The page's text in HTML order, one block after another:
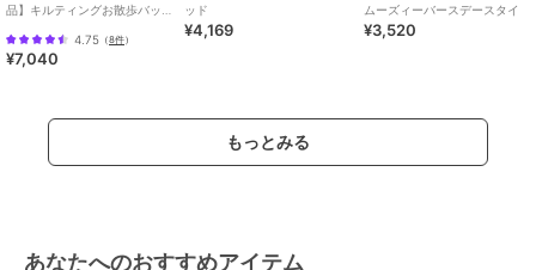
品】キルティングお散歩バッ
4.75 （8件）
¥7,040
ッド
¥4,169
ムーズィーバースデースタイ
¥3,520
もっとみる
あなたへのおすすめアイテム